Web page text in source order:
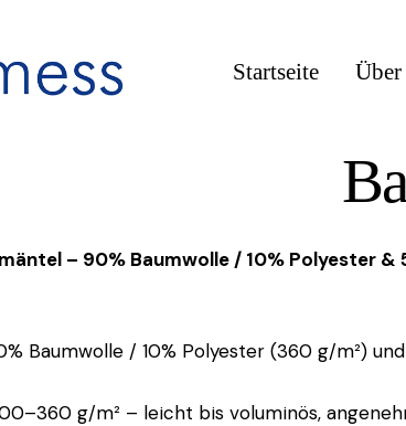
Startseite
– 90% Baumwolle / 10% Polyester &
Baumwolle / 10% Polyester (360 g/m²)
g/m² – leicht bis voluminös,